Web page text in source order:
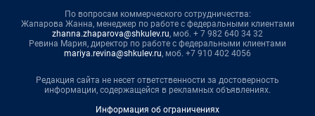
По вопросам коммерческого сотрудничества:
Жапарова Жанна, менеджер по работе с федеральными клиентами
zhanna.zhaparova@shkulev.ru, моб. + 7 982 640 34 32
Ревина Мария, директор по работе с федеральными клиентами
mariya.revina@shkulev.ru, моб. +7 910 402 4056
Редакция сайта не несет ответственности за достоверность
информации, содержащейся в рекламных объявлениях.
Информация об ограничениях